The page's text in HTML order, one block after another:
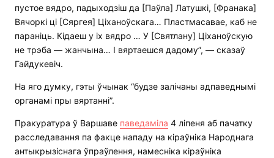
пустое вядро, падыходзіш да [Паўла] Латушкі, [Франака]
Вячоркі ці [Сяргея] Ціханоўскага… Пластмасавае, каб не
параніць. Кідаеш у іх вядро … У [Святлану] Ціханоўскую
не трэба — жанчына… І вяртаешся дадому”, — сказаў
Гайдукевіч.
На яго думку, гэты ўчынак “будзе залічаны адпаведнымі
органамі пры вяртанні”.
Пракуратура ў Варшаве паведаміла 4 ліпеня аб пачатку
расследавання па факце нападу на кіраўніка Народнага
антыкрызіснага ўпраўлення, намесніка кіраўніка